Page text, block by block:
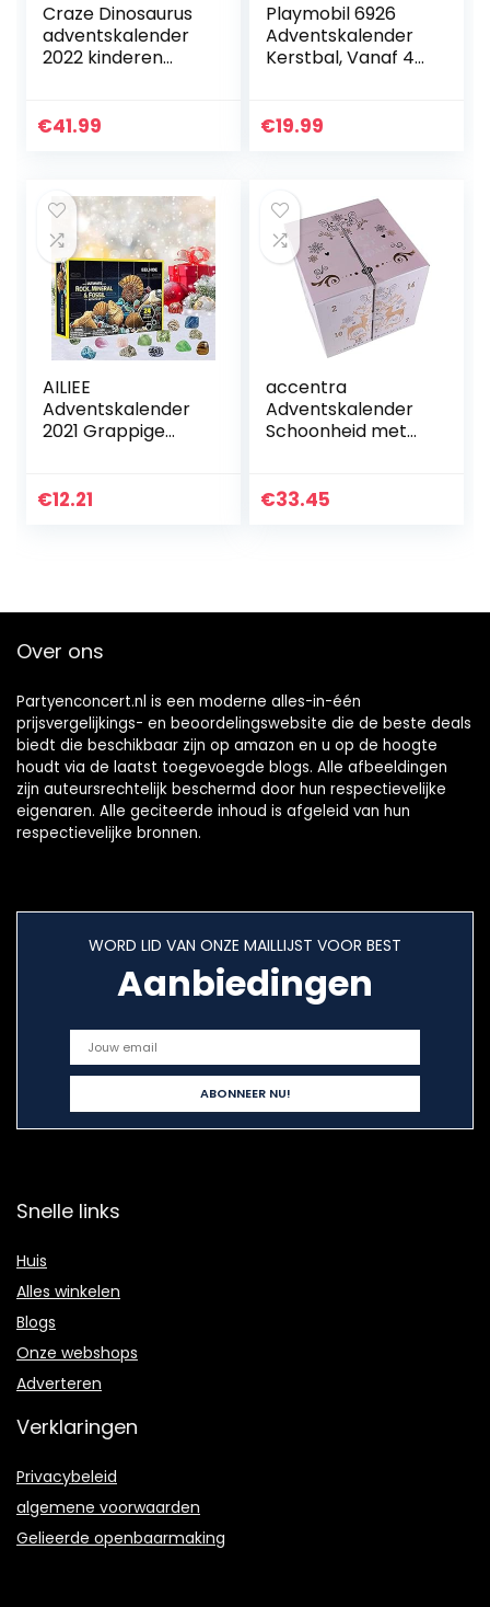
Craze Dinosaurus
adventskalender
2022 kinderen
kerstkalender met
€41.99
Playmobil 6926
Adventskalender
Kerstbal, Vanaf 4
€19.99
AILIEE
Adventskalender
2021 Grappige
speelgoed
€12.21
accentra
Adventskalender
Schoonheid met
producten –
€33.45
Over ons
Partyenconcert.nl is een moderne alles-in-één
prijsvergelijkings- en beoordelingswebsite die de beste deals
biedt die beschikbaar zijn op amazon en u op de hoogte
houdt via de laatst toegevoegde blogs. Alle afbeeldingen
zijn auteursrechtelijk beschermd door hun respectievelijke
eigenaren. Alle geciteerde inhoud is afgeleid van hun
respectievelijke bronnen.
WORD LID VAN ONZE MAILLIJST VOOR BEST
Aanbiedingen
Snelle links
Huis
Alles winkelen
Blogs
Onze webshops
Adverteren
Verklaringen
Privacybeleid
algemene voorwaarden
Gelieerde openbaarmaking